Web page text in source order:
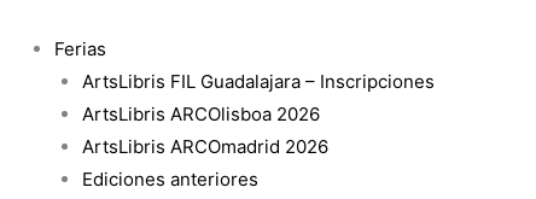
contenido
Ferias
ArtsLibris FIL Guadalajara – Inscripciones
ArtsLibris ARCOlisboa 2026
ArtsLibris ARCOmadrid 2026
Ediciones anteriores